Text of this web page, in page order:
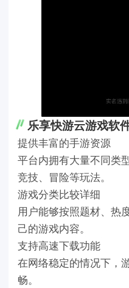
乐享快游云游戏软
提供丰富的手游资源
平台内拥有大量不同类
竞技、冒险等玩法。
游戏分类比较详细
用户能够按照题材、热
己的游戏内容。
支持高速下载功能
在网络稳定的情况下，
畅。